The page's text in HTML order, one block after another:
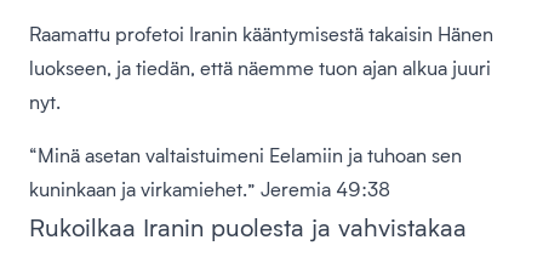
Raamattu profetoi Iranin kääntymisestä takaisin Hänen
luokseen, ja tiedän, että näemme tuon ajan alkua juuri
nyt.
“Minä asetan valtaistuimeni Eelamiin ja tuhoan sen
kuninkaan ja virkamiehet.” Jeremia 49:38
Rukoilkaa Iranin puolesta ja vahvistakaa